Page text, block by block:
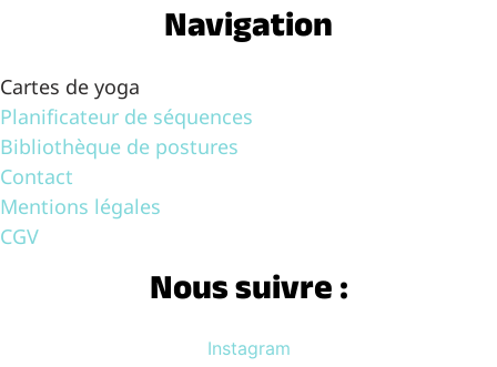
Navigation
Cartes de yoga
Planificateur de séquences
Bibliothèque de postures
Contact
Mentions légales
CGV
Nous suivre :
Instagram